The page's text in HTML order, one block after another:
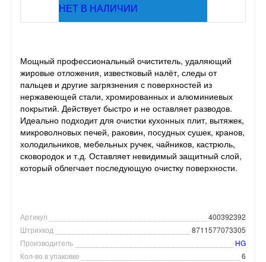
НЕТ В НАЛИЧИИ
Мощный профессиональный очиститель, удаляющий
жировые отложения, известковый налёт, следы от
пальцев и другие загрязнения с поверхностей из
нержавеющей стали, хромированных и алюминиевых
покрытий. Действует быстро и не оставляет разводов.
Идеально подходит для очистки кухонных плит, вытяжек,
микроволновых печей, раковин, посудных сушек, кранов,
холодильников, мебельных ручек, чайников, кастрюль,
сковородок и т.д. Оставляет невидимый защитный слой,
который облегчает последующую очистку поверхности.
Артикул
400392392
Штрихкод
8711577073305
Производитель
HG
Кол-во в упаковке
6